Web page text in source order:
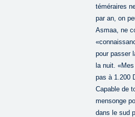
téméraires
par an, on
Asmaa, ne
pour passer
la nuit.
pas à 1.200
Capable de
mensonge
dans le sud